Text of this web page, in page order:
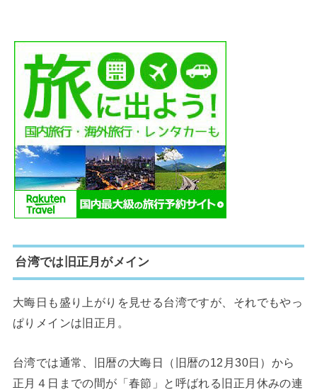
台湾では旧正月がメイン
大晦日も盛り上がりを見せる台湾ですが、それでもやっ
ぱりメインは旧正月。
台湾では通常、旧暦の大晦日（旧暦の12月30日）から
正月４日までの間が「春節」と呼ばれる旧正月休みの連